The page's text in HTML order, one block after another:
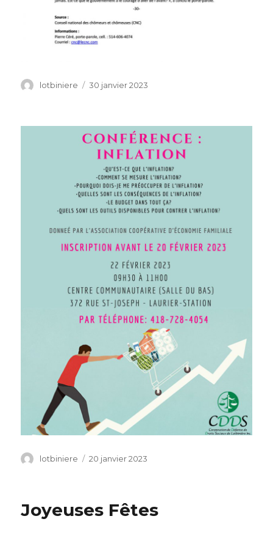
Auteur
lotbiniere
Publié
30 janvier 2023
Auteur
lotbiniere
Publié
20 janvier 2023
Joyeuses Fêtes